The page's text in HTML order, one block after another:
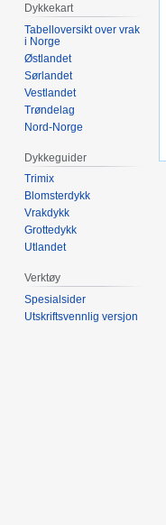
Dykkekart
Tabelloversikt over vrak
i Norge
Østlandet
Sørlandet
Vestlandet
Trøndelag
Nord-Norge
Dykkeguider
Trimix
Blomsterdykk
Vrakdykk
Grottedykk
Utlandet
Verktøy
Spesialsider
Utskriftsvennlig versjon